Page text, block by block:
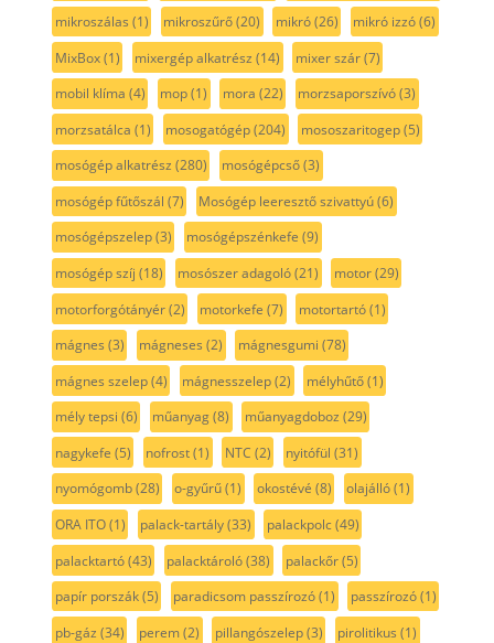
mikroszálas (1) mikroszűrő(20) mikró(26) mikró izzó(6)
MixBox(1) mixergép alkatrész (14) mixer szár(7)
mobil klíma (4) mop(1) mora (22) morzsaporszívó(3)
morzsatálca (1) mosogatógép(204) mososzaritogep(5)
mosógép alkatrész (280) mosógépcső(3)
mosógép fűtőszál (7) Mosógép leeresztő szivattyú(6)
mosógépszelep(3) mosógépszénkefe (9)
mosógép szíj (18) mosószer adagoló(21) motor(29)
motorforgótányér(2) motorkefe (7) motortartó(1)
mágnes (3) mágneses (2) mágnesgumi (78)
mágnes szelep(4) mágnesszelep(2) mélyhűtő(1)
mély tepsi (6) műanyag(8) műanyagdoboz (29)
nagykefe (5) nofrost(1) NTC (2) nyitófül (31)
nyomógomb(28) o-gyűrű(1) okostévé (8) olajálló(1)
ORA ITO(1) palack-tartály(33) palackpolc(49)
palacktartó(43) palacktároló(38) palackőr(5)
papír porszák(5) paradicsom passzírozó(1) passzírozó(1)
pb-gáz (34) perem(2) pillangószelep(3) pirolitikus (1)